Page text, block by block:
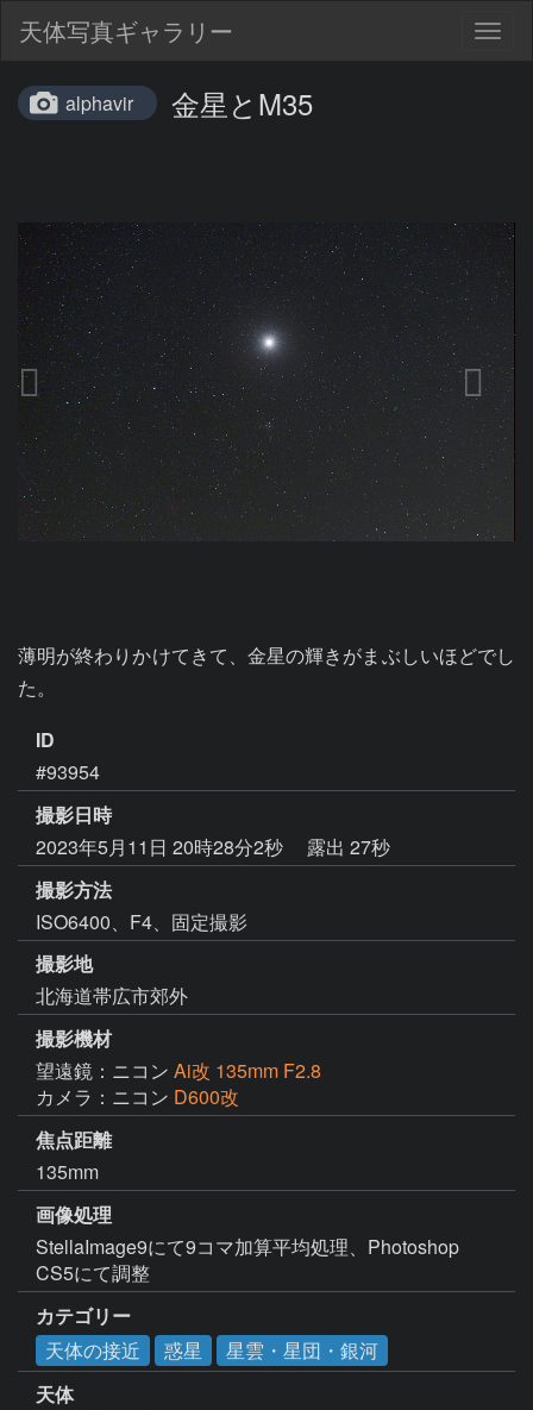
天体写真ギャラリー
alphavir 金星とM35
薄明が終わりかけてきて、金星の輝きがまぶしいほどでし
た。
ID
#93954
撮影日時
2023年5月11日 20時28分2秒
露出 27秒
撮影方法
ISO6400、F4、固定撮影
撮影地
北海道帯広市郊外
撮影機材
望遠鏡：ニコン Ai改 135mm F2.8
カメラ：ニコン D600改
焦点距離
135mm
画像処理
StellaImage9にて9コマ加算平均処理、Photoshop
CS5にて調整
カテゴリー
天体の接近
惑星
星雲・星団・銀河
天体